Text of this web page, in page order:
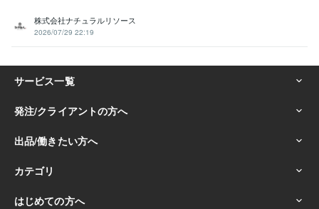
株式会社ナチュラルリソース
2026/07/29 22:19